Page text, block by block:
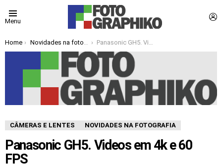
Menu
You are here:
Home Novidades na fotografia Panasonic GH5. Videos em 4k e 60 FPS
CÂMERAS E LENTES NOVIDADES NA FOTOGRAFIA
Panasonic GH5. Videos em 4k e 60
FPS